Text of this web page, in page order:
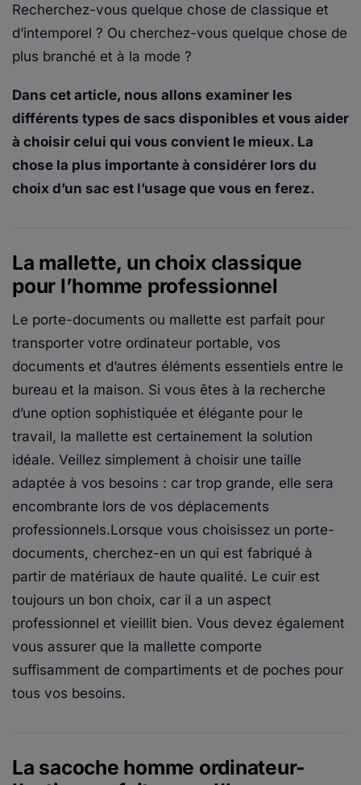
Recherchez-vous quelque chose de classique et
d’intemporel ? Ou cherchez-vous quelque chose de
plus branché et à la mode ?
Dans cet article, nous allons examiner les
différents types de sacs disponibles et vous aider
à choisir celui qui vous convient le mieux. La
chose la plus importante à considérer lors du
choix d’un sac est l’usage que vous en ferez.
La mallette, un choix classique
pour l’homme professionnel
Le porte-documents ou mallette est parfait pour
transporter votre ordinateur portable, vos
documents et d’autres éléments essentiels entre le
bureau et la maison. Si vous êtes à la recherche
d’une option sophistiquée et élégante pour le
travail, la mallette est certainement la solution
idéale. Veillez simplement à choisir une taille
adaptée à vos besoins : car trop grande, elle sera
encombrante lors de vos déplacements
professionnels.Lorsque vous choisissez un porte-
documents, cherchez-en un qui est fabriqué à
partir de matériaux de haute qualité. Le cuir est
toujours un bon choix, car il a un aspect
professionnel et vieillit bien. Vous devez également
vous assurer que la mallette comporte
suffisamment de compartiments et de poches pour
tous vos besoins.
La sacoche homme ordinateur-